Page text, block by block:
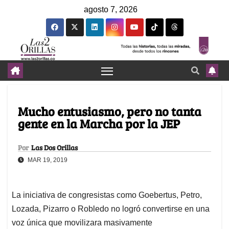
agosto 7, 2026
Mucho entusiasmo, pero no tanta
gente en la Marcha por la JEP
Por Las Dos Orillas
MAR 19, 2019
La iniciativa de congresistas como Goebertus, Petro,
Lozada, Pizarro o Robledo no logró convertirse en una
voz única que movilizara masivamente